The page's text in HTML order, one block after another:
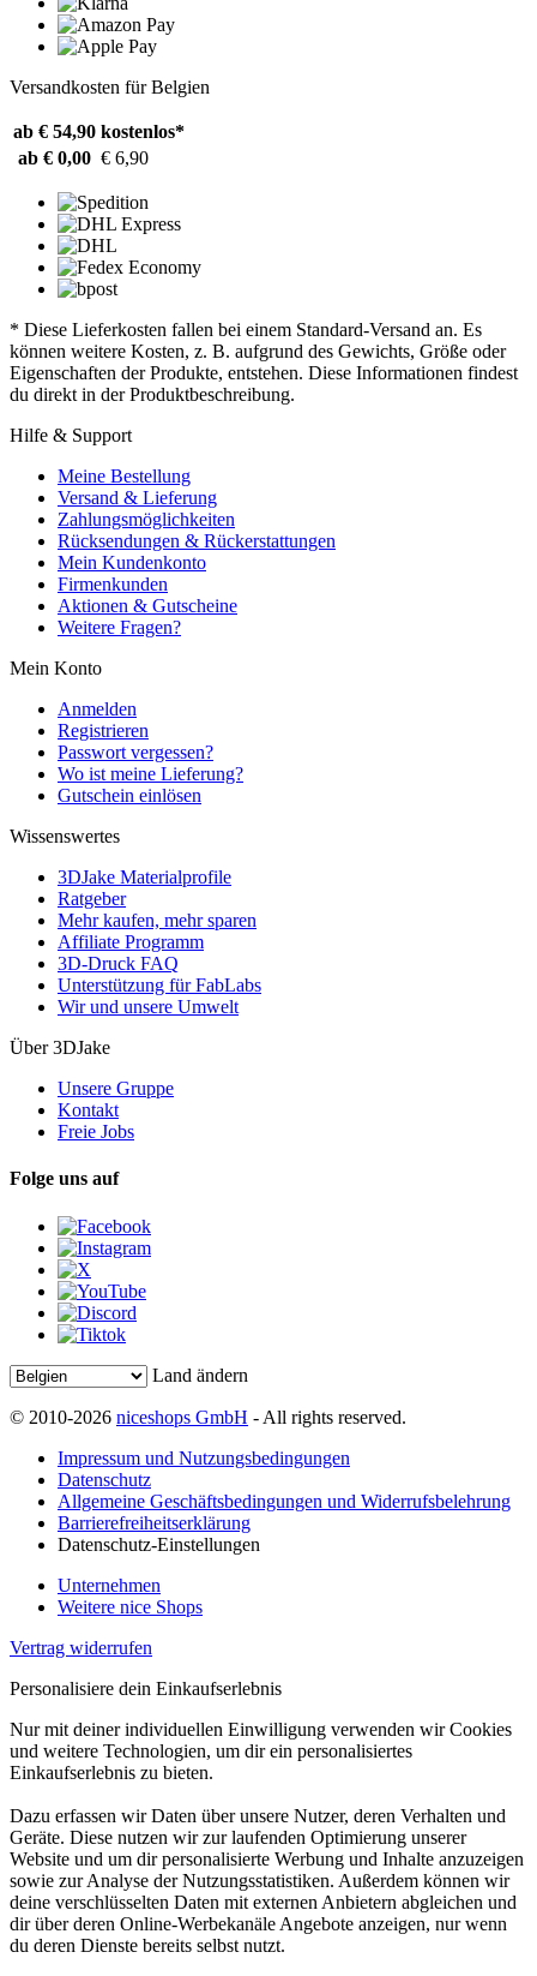
Versandkosten für Belgien
ab € 54,90 kostenlos*
ab € 0,00 € 6,90
* Diese Lieferkosten fallen bei einem Standard-Versand an. Es
können weitere Kosten, z. B. aufgrund des Gewichts, Größe oder
Eigenschaften der Produkte, entstehen. Diese Informationen findest
du direkt in der Produktbeschreibung.
Hilfe & Support
Meine Bestellung
Versand & Lieferung
Zahlungsmöglichkeiten
Rücksendungen & Rückerstattungen
Mein Kundenkonto
Firmenkunden
Aktionen & Gutscheine
Weitere Fragen?
Mein Konto
Anmelden
Registrieren
Passwort vergessen?
Wo ist meine Lieferung?
Gutschein einlösen
Wissenswertes
3DJake Materialprofile
Ratgeber
Mehr kaufen, mehr sparen
Affiliate Programm
3D-Druck FAQ
Unterstützung für FabLabs
Wir und unsere Umwelt
Über 3DJake
Unsere Gruppe
Kontakt
Freie Jobs
Folge uns auf
Land ändern
© 2010-2026 niceshops GmbH - All rights reserved.
Impressum und Nutzungsbedingungen
Datenschutz
Allgemeine Geschäftsbedingungen und Widerrufsbelehrung
Barrierefreiheitserklärung
Datenschutz-Einstellungen
Unternehmen
Weitere nice Shops
Vertrag widerrufen
Personalisiere dein Einkaufserlebnis
Nur mit deiner individuellen Einwilligung verwenden wir Cookies
und weitere Technologien, um dir ein personalisiertes
Einkaufserlebnis zu bieten.
Dazu erfassen wir Daten über unsere Nutzer, deren Verhalten und
Geräte. Diese nutzen wir zur laufenden Optimierung unserer
Website und um dir personalisierte Werbung und Inhalte anzuzeigen
sowie zur Analyse der Nutzungsstatistiken. Außerdem können wir
deine verschlüsselten Daten mit externen Anbietern abgleichen und
dir über deren Online-Werbekanäle Angebote anzeigen, nur wenn
du deren Dienste bereits selbst nutzt.